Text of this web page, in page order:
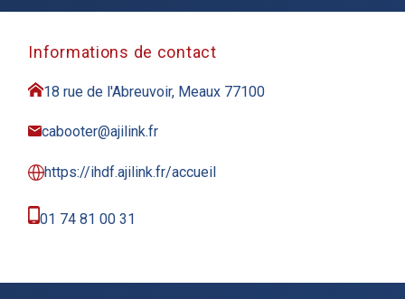
Informations de contact
18 rue de l'Abreuvoir, Meaux 77100
cabooter@ajilink.fr
https://ihdf.ajilink.fr/accueil
01 74 81 00 31